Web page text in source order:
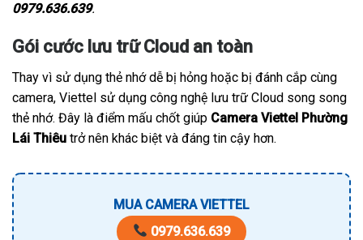
0979.636.639.
Gói cước lưu trữ Cloud an toàn
Thay vì sử dụng thẻ nhớ dễ bị hỏng hoặc bị đánh cắp cùng
camera, Viettel sử dụng công nghệ lưu trữ Cloud song song
thẻ nhớ. Đây là điểm mấu chốt giúp Camera Viettel Phường
Lái Thiêu trở nên khác biệt và đáng tin cậy hơn.
MUA CAMERA VIETTEL
0979.636.639